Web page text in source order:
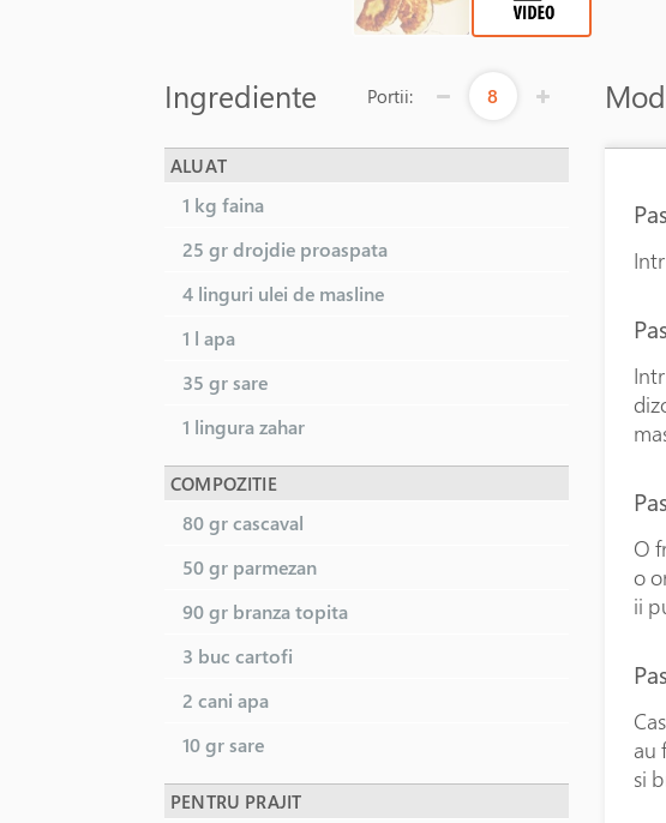
Ingrediente Portii: 8
ALUAT
1 kg faina
25 grdrojdie proaspata
4 linguri ulei de masline
1 l apa
35 grsare
1 lingurazahar
COMPOZITIE
80 grcascaval
50 gr parmezan
90 gr branza topita
3 buc cartofi
2 cani apa
10 grsare
PENTRU PRAJIT
O
o
ii
au
si